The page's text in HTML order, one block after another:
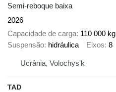
Semi-reboque baixa
2026
Capacidade de carga 110 000 kg
Suspensão hidráulica Eixos 8
Ucrânia, Volochys'k
TAD